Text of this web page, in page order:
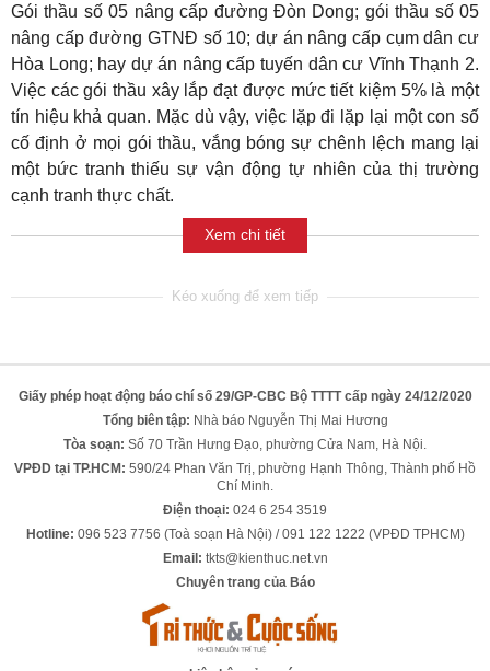
Gói thầu số 05 nâng cấp đường Đòn Dong; gói thầu số 05
nâng cấp đường GTNĐ số 10; dự án nâng cấp cụm dân cư
Hòa Long; hay dự án nâng cấp tuyến dân cư Vĩnh Thạnh 2.
Việc các gói thầu xây lắp đạt được mức tiết kiệm 5% là một
tín hiệu khả quan. Mặc dù vậy, việc lặp đi lặp lại một con số
cố định ở mọi gói thầu, vắng bóng sự chênh lệch mang lại
một bức tranh thiếu sự vận động tự nhiên của thị trường
cạnh tranh thực chất.
Xem chi tiết
Giấy phép hoạt động báo chí số 29/GP-CBC Bộ TTTT cấp ngày 24/12/2020
Tổng biên tập: Nhà báo Nguyễn Thị Mai Hương
Tòa soạn: Số 70 Trần Hưng Đạo, phường Cửa Nam, Hà Nội.
VPĐD tại TP.HCM: 590/24 Phan Văn Trị, phường Hạnh Thông, Thành phố Hồ
Chí Minh.
Điện thoại: 024 6 254 3519
Hotline: 096 523 7756 (Toà soạn Hà Nội) / 091 122 1222 (VPĐD TPHCM)
Email: tkts@kienthuc.net.vn
Chuyên trang của Báo